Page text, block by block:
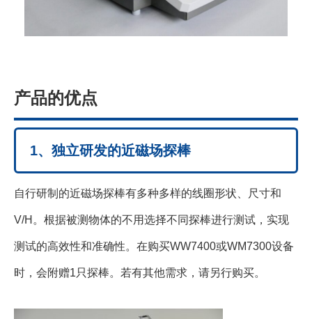
产品的优点
1、独立研发的近磁场探棒
自行研制的近磁场探棒有多种多样的线圈形状、尺寸和
V/H。根据被测物体的不用选择不同探棒进行测试，实现
测试的高效性和准确性。在购买WW7400或WM7300设备
时，会附赠1只探棒。若有其他需求，请另行购买。